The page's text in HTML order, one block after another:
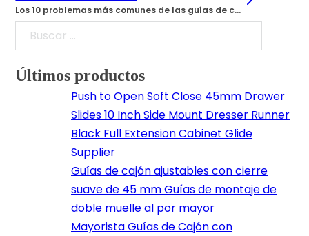
Los 10 problemas más comunes de las guías de cajones y cómo solucionarlos
Buscar
Últimos productos
Push to Open Soft Close 45mm Drawer
Slides 10 Inch Side Mount Dresser Runner
Black Full Extension Cabinet Glide
Supplier
Guías de cajón ajustables con cierre
suave de 45 mm Guías de montaje de
doble muelle al por mayor
Mayorista Guías de Cajón con